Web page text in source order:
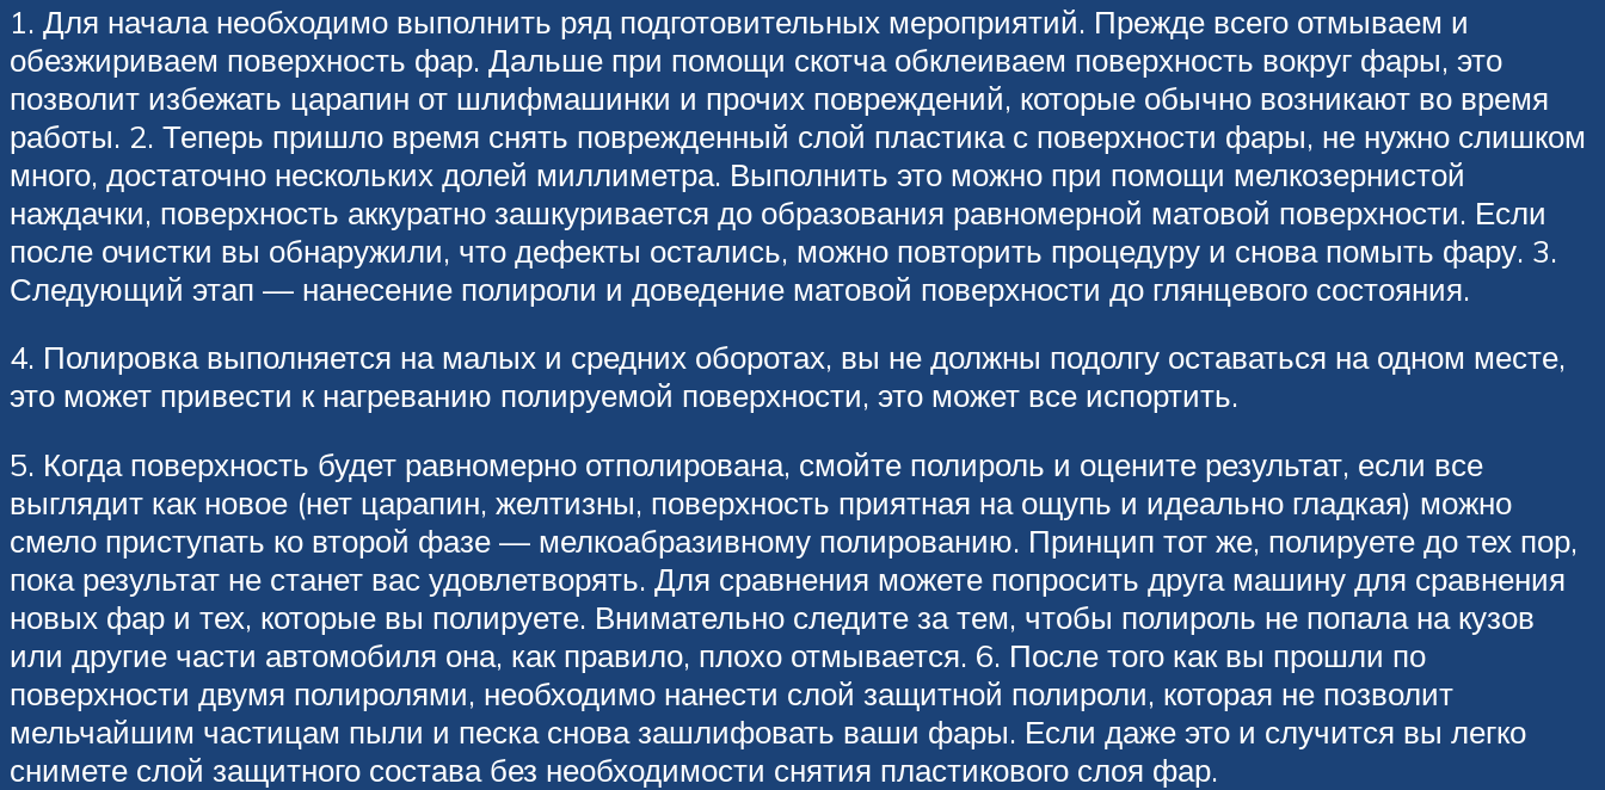
1. Для начала необходимо выполнить ряд подготовительных мероприятий. Прежде всего отмываем и
обезжириваем поверхность фар. Дальше при помощи скотча обклеиваем поверхность вокруг фары, это
позволит избежать царапин от шлифмашинки и прочих повреждений, которые обычно возникают во время
работы. 2. Теперь пришло время снять поврежденный слой пластика с поверхности фары, не нужно слишком
много, достаточно нескольких долей миллиметра. Выполнить это можно при помощи мелкозернистой
наждачки, поверхность аккуратно зашкуривается до образования равномерной матовой поверхности. Если
после очистки вы обнаружили, что дефекты остались, можно повторить процедуру и снова помыть фару. 3.
Следующий этап — нанесение полироли и доведение матовой поверхности до глянцевого состояния.
4. Полировка выполняется на малых и средних оборотах, вы не должны подолгу оставаться на одном месте,
это может привести к нагреванию полируемой поверхности, это может все испортить.
5. Когда поверхность будет равномерно отполирована, смойте полироль и оцените результат, если все
выглядит как новое (нет царапин, желтизны, поверхность приятная на ощупь и идеально гладкая) можно
смело приступать ко второй фазе — мелкоабразивному полированию. Принцип тот же, полируете до тех пор,
пока результат не станет вас удовлетворять. Для сравнения можете попросить друга машину для сравнения
новых фар и тех, которые вы полируете. Внимательно следите за тем, чтобы полироль не попала на кузов
или другие части автомобиля она, как правило, плохо отмывается. 6. После того как вы прошли по
поверхности двумя полиролями, необходимо нанести слой защитной полироли, которая не позволит
мельчайшим частицам пыли и песка снова зашлифовать ваши фары. Если даже это и случится вы легко
снимете слой защитного состава без необходимости снятия пластикового слоя фар.